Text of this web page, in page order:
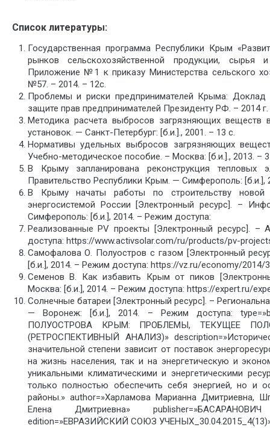
Список литературы:
Государственная программа Республики Крым
рынков сельскохозяйственной продукции, сырья
Приложение №1 к приказу Министерства сельского
№57. – 2014. – 12с.
Проблемы и риски предпринимателей Крыма:
защите прав предпринимателей Президенту РФ. – 2014 г.
Методика расчета выбросов загрязняющих веществ
установок. — Санкт-Петербург: [б.и.]., 2001. – 13 с.
Нормативы удельных выбросов загрязняющих
Учебно-методическое пособие. – Москва: [б.и.]., 2013. –
В Крыму запланирована реконструкция тепловых
Правительство Республики Крым. — Симферополь: [б.и.],
В Крыму начаты работы по строительству
энергосистемой России [Электронный ресурс]. –
Симферополь: [б.и.], 2014. – Режим доступа:
Реализованные PV проекты [Электронный ресурс].
доступа: https://www.activsolar.com/ru/products/pv-
Самофалова О. Полуостров с газом [Электронный
[б.и.], 2014. – Режим доступа: https://vz.ru/economy/2014/
Семенов В. Как избавить Крым от пиков
Москва: [б.и.], 2014. – Режим доступа: https://expert.ru/
Солнечные батареи [Электронный ресурс]. –
— Воронеж: [б.и.], 2014. – Режим доступа:
ПОЛУОСТРОВА КРЫМ: ПРОБЛЕМЫ, ТЕКУЩЕЕ
(РЕТРОСПЕКТИВНЫЙ АНАЛИЗ)»
значительной степени зависит от поставок
на жизнь населения, так и на энергетическую и
уникальными климатическими и энергетическими
только полностью обеспечить себя энергией, но и
районы.» author=»Харламова Марианна Дмитриевна,
Елена Дмитриевна»
edition=»ЕВРАЗИЙСКИЙ СОЮЗ УЧЕНЫХ_30.04.2015_4(13)»